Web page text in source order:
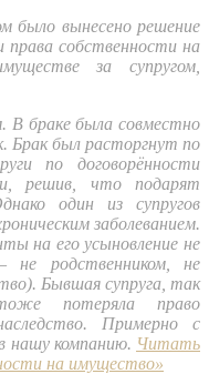
было вынесено решение
права собственности на
за супругом,
В браке была совместно
Брак был расторгнут по
по договорённости
решив, что подарят
один из супругов
заболеванием.
на его усыновление не
родственником, не
Бывшая супруга, так
потеряла право
Примерно с
нашу компанию. Читать
на имущество»